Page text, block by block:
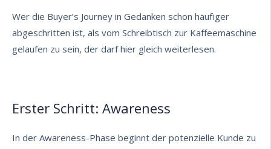
Wer die Buyer’s Journey in Gedanken schon häufiger
abgeschritten ist, als vom Schreibtisch zur Kaffeemaschine
gelaufen zu sein, der darf hier gleich weiterlesen.
Erster Schritt: Awareness
In der Awareness-Phase beginnt der potenzielle Kunde zu